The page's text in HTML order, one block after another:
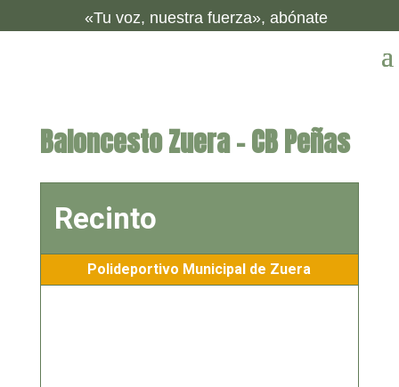
«Tu voz, nuestra fuerza», abónate
Baloncesto Zuera – CB Peñas
Recinto
Polideportivo Municipal de Zuera